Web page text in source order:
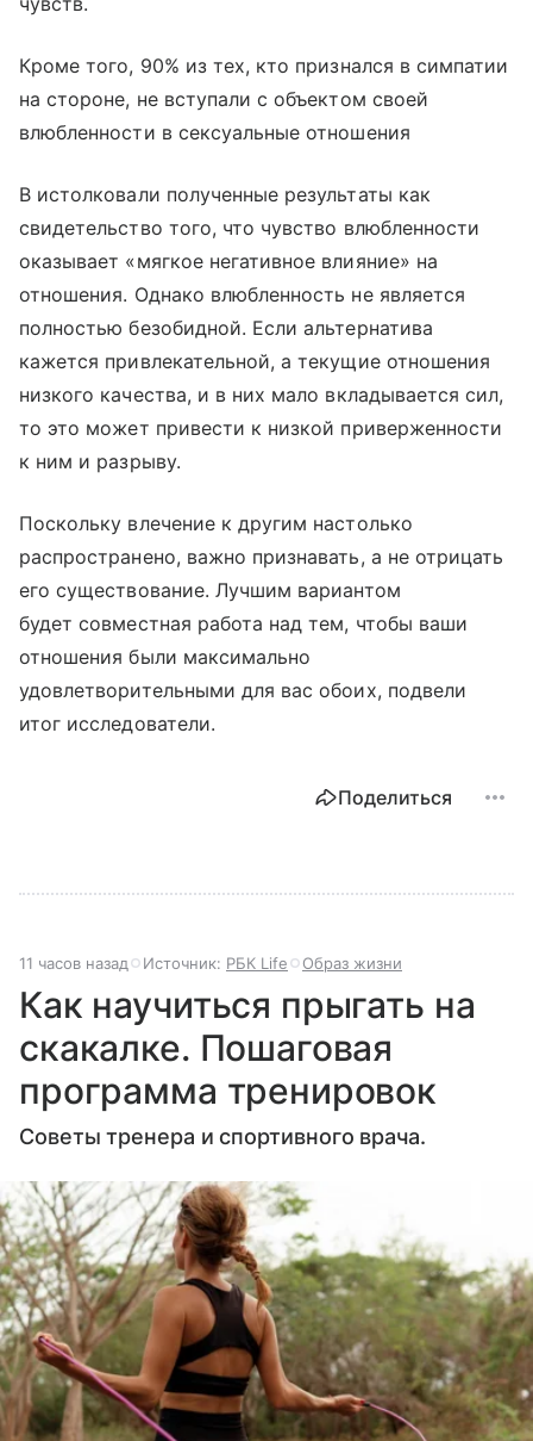
Кроме того, 90% из тех, кто признался в симпатии
на стороне, не вступали с объектом своей
влюбленности в сексуальные отношения
В истолковали полученные результаты как
свидетельство того, что чувство влюбленности
оказывает «мягкое негативное влияние» на
отношения. Однако влюбленность не является
полностью безобидной. Если альтернатива
кажется привлекательной, а текущие отношения
низкого качества, и в них мало вкладывается сил,
то это может привести к низкой приверженности
к ним и разрыву.
Поскольку влечение к другим настолько
распространено, важно признавать, а не отрицать
его существование. Лучшим вариантом
будет совместная работа над тем, чтобы ваши
отношения были максимально
удовлетворительными для вас обоих, подвели
итог исследователи.
Поделиться
11 часов назад Источник: РБК Life Образ жизни
Как научиться прыгать на
скакалке. Пошаговая
программа тренировок
Советы тренера и спортивного врача.